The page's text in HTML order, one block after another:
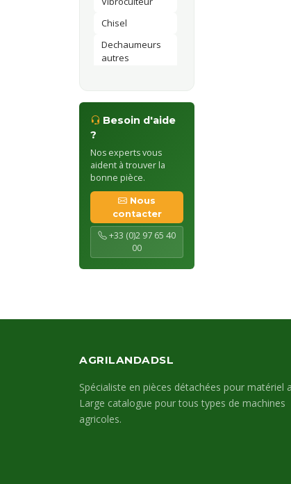
Chisel
Dechaumeurs
autres
Besoin d'aide
?
Nos experts vous
aident à trouver la
bonne pièce.
Nous
contacter
+33 (0)2 97 65 40
00
AGRILANDADSL
Spécialiste en pièces détachées pour matériel
Large catalogue pour tous types de machines
agricoles.